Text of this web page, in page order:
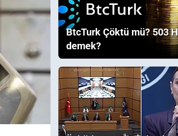
BtcTurk Çöktü mü? 503
demek?